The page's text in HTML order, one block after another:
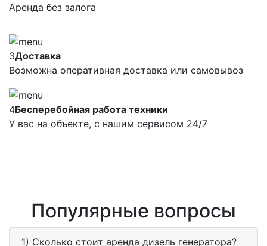
Аренда без залога
3Доставка
Возможна оперативная доставка или самовывоз
4Бесперебойная работа техники
У вас на объекте, с нашим сервисом 24/7
Популярные вопросы
1) Сколько стоит аренда дизель генератора?